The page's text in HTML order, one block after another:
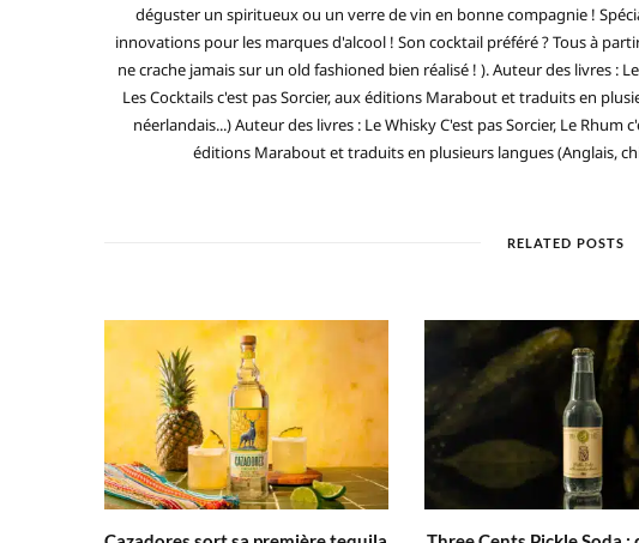
déguster un spiritueux ou un verre de vin en bonne compagnie !
innovations pour les marques d'alcool ! Son cocktail préféré ? Tous à
ne crache jamais sur un old fashioned bien réalisé ! ). Auteur des livres :
Les Cocktails c'est pas Sorcier, aux éditions Marabout et traduits en
néerlandais...) Auteur des livres : Le Whisky C'est pas Sorcier, Le Rhum
éditions Marabout et traduits en plusieurs langues (Anglais,
RELATED POSTS